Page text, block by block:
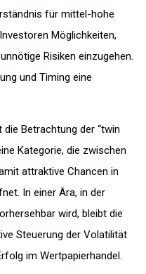
für mittel-hohe
Möglichkeiten,
Risiken einzugehen.
und Timing eine
Betrachtung der “twin
Kategorie, die zwischen
attraktive Chancen in
In einer Ära, in der
wird, bleibt die
Steuerung der Volatilität
im Wertpapierhandel.